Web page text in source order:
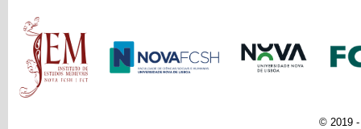
Main menu
© 2019 -